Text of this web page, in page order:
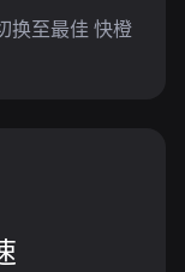
换至最佳 快橙